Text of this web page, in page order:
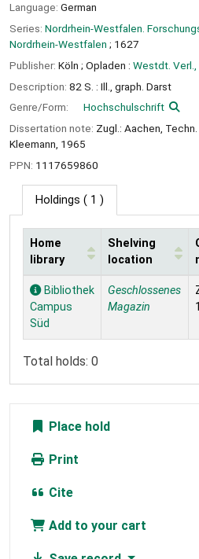
Language: German
Series: Nordrhein-Westfalen.
Nordrhein-Westfalen ; 1627
Publisher: Köln ; Opladen : Westdt. Verl.,
Description: 82 S. : Ill., graph. Darst
Genre/Form:
Hochschulschrift
Dissertation note: Zugl.: Aachen,
Kleemann, 1965
PPN: 1117659860
Holdings ( 1 )
Holdings
Home
library
Shelving
location
Bibliothek
Campus
Süd
Geschlossenes
Magazin
Total holds: 0
Place hold
Print
Cite
Add to your cart